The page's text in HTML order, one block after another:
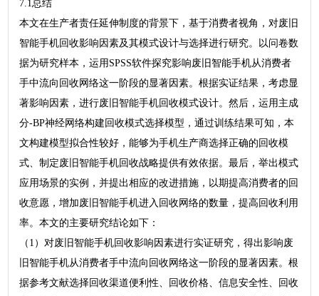
7.1总结
本文在生产者责任延伸制度的背景下，基于消费者视角，对废旧
智能手机回收影响因素及其模式设计与选择进行研究。以问卷数
据为研究样本，运用SPSS软件探究影响废旧智能手机从消费者
手中流向回收网络这一阶段的显著因素。根据实证结果，考虑显
著影响因素，进行废旧智能手机回收模式设计。然后，运用主成
分-BP神经网络构建回收模式选择模型，通过训练结果可知，本
文构建模型拟合性较好，能够为手机生产商选择正确的回收模
式、制定废旧智能手机回收战略提供有效依据。最后，举出模式
应用场景的实例，并提出相应的改进措施，以期提高消费者的回
收意愿，增加废旧智能手机进入回收网络的数量，提高回收利用
率。本文的主要研究结论如下：
（1）对废旧智能手机回收影响因素进行实证研究，得出影响废
旧智能手机从消费者手中流向回收网络这一阶段的显著因素。根
据参考文献选择回收渠道便利性、回收价格、信息安全性、回收